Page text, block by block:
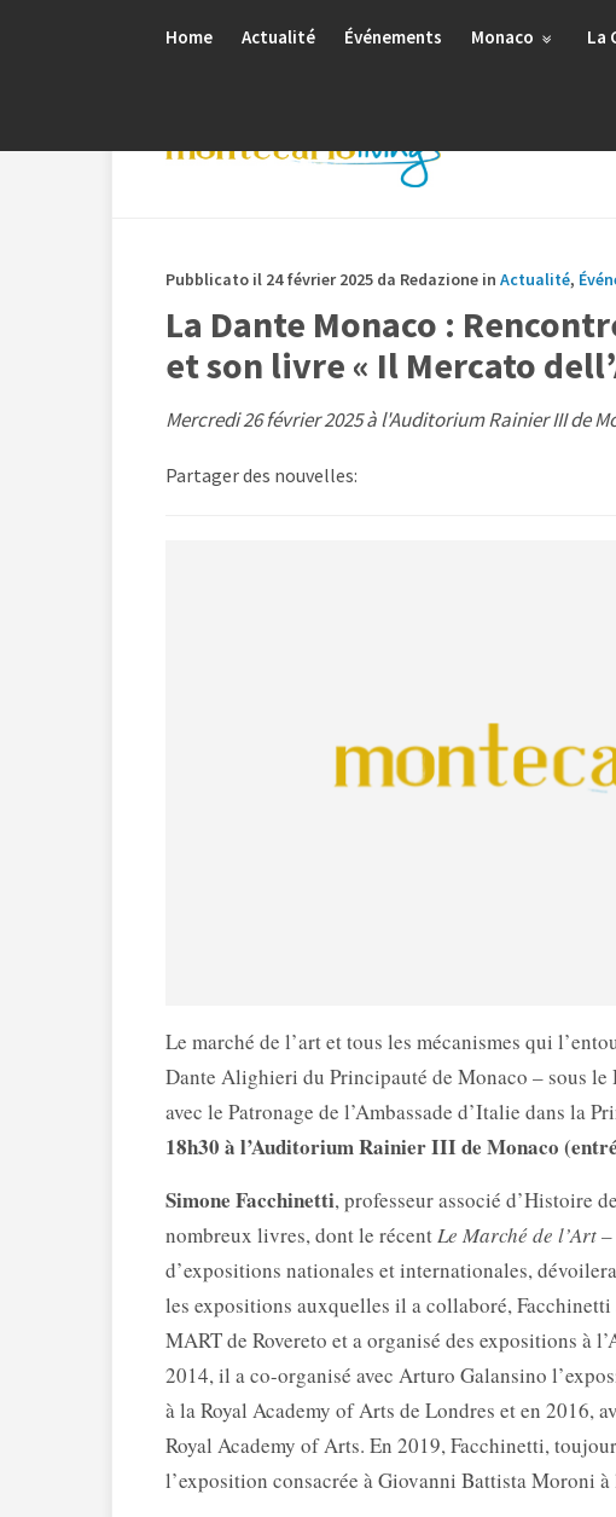
Home Actualité Événements Monaco La
Pubblicato il 24 février 2025 da Redazione in Actualité,
La Dante Monaco :
et son livre « Il Mercato
Mercredi 26 février 2025 à l'Auditorium Rainier III de
Partager des nouvelles:
Le marché de l’art et tous les mécanismes qui
Dante Alighieri du Principauté de Monaco – sous le
avec le Patronage de l’Ambassade d’Italie dans la
18h30 à l’Auditorium Rainier III de Monaco
Simone Facchinetti, professeur associé d’Histoire
nombreux livres, dont le récentLe Marché de l’Art
d’expositions nationales et internationales,
les expositions auxquelles il a collaboré,
MART de Rovereto et a organisé des expositions à
2014, il a co-organisé avec Arturo Galansino
à la Royal Academy of Arts de Londres et en 2016,
Royal Academy of Arts. En 2019, Facchinetti,
l’exposition consacrée à Giovanni Battista Moroni